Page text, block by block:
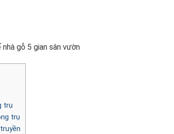
gỗ 5 gian sân vườn
trụ
trụ